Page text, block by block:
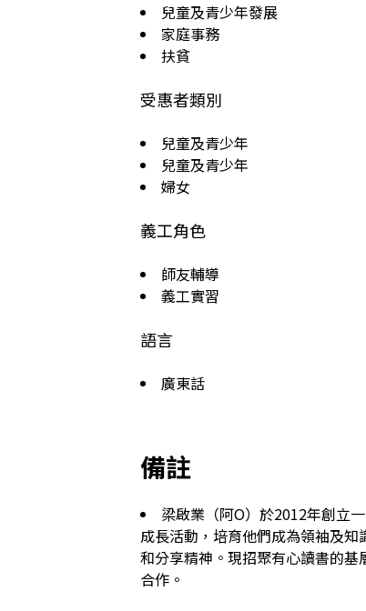
兒童及青少年發展
家庭事務
扶貧
受惠者類別
兒童及青少年
兒童及青少年
婦女
義工角色
師友輔導
義工實習
語言
廣東話
備註
梁啟業（阿O）於2012年創立
成長活動，培育他們成為領袖及
和分享精神。現招聚有心讀書的
合作。